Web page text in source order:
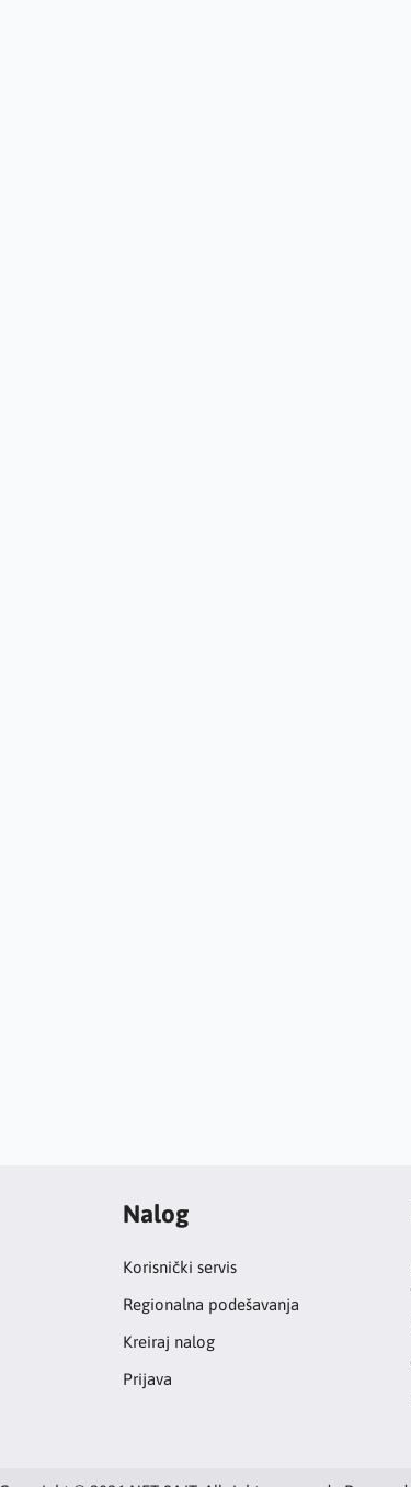
Nalog
Korisnički servis
Regionalna podešavanja
Kreiraj nalog
Prijava